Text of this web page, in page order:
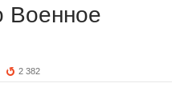
Военное
2 382